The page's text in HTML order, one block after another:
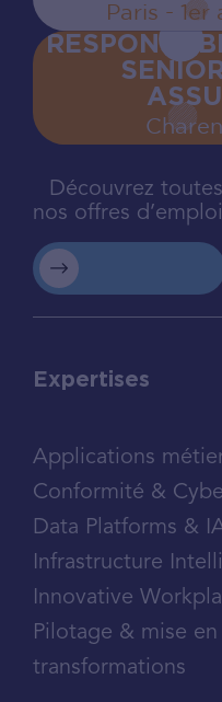
Paris -
Découvrez toutes
nos offres d’emploi
Expertises
Applications
Conformité &
Data Platforms &
Infrastructure
Innovative
Pilotage & mise
transformations